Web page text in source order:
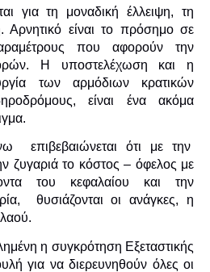
για τη μοναδική έλλειψη, τη
Αρνητικό είναι το πρόσημο σε
που αφορούν την
Η υποστελέχωση και η
των αρμόδιων κρατικών
είναι ένα ακόμα
επιβεβαιώνεται ότι με την
ζυγαριά το κόστος – όφελος με
του κεφαλαίου και την
θυσιάζονται οι ανάγκες, η
η συγκρότηση Εξεταστικής
για να διερευνηθούν όλες οι